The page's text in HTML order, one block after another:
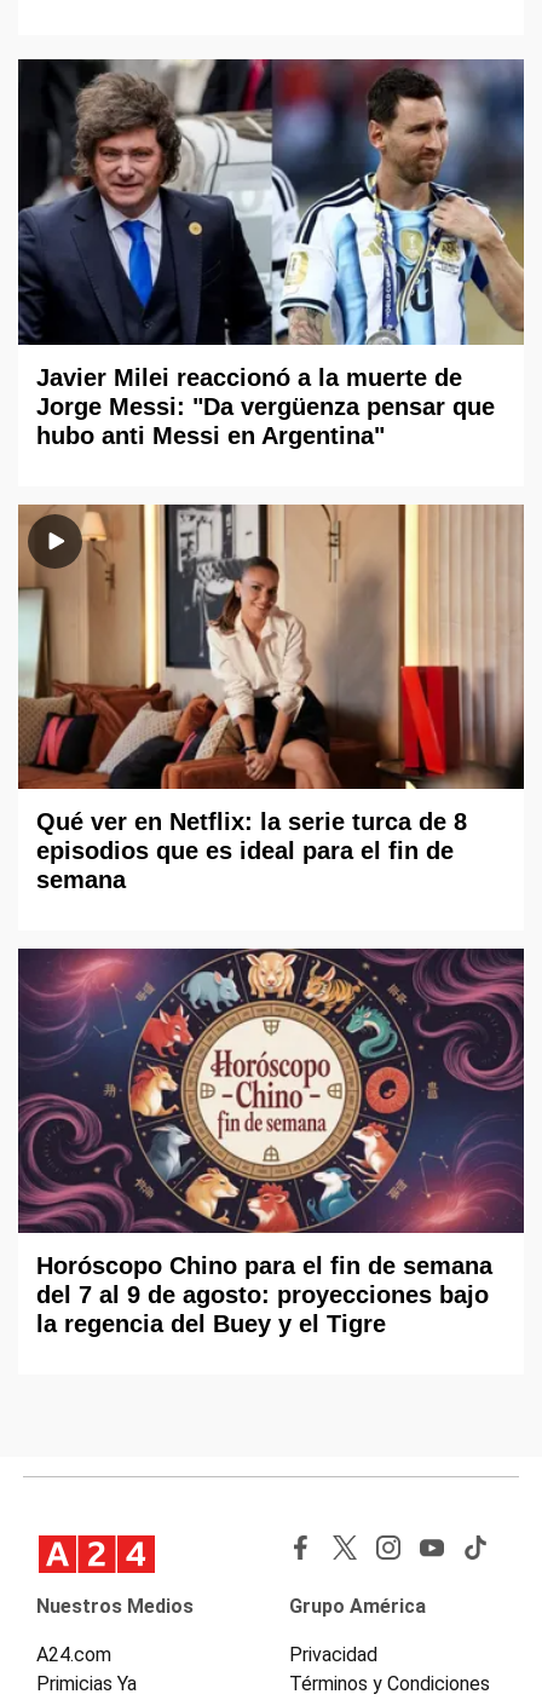
Javier Milei reaccionó a la muerte de
Jorge Messi: "Da vergüenza pensar que
hubo anti Messi en Argentina"
Qué ver en Netflix: la serie turca de 8
episodios que es ideal para el fin de
semana
Horóscopo Chino para el fin de semana
del 7 al 9 de agosto: proyecciones bajo
la regencia del Buey y el Tigre
Nuestros Medios
A24.com
Primicias Ya
Grupo América
Privacidad
Términos y Condiciones